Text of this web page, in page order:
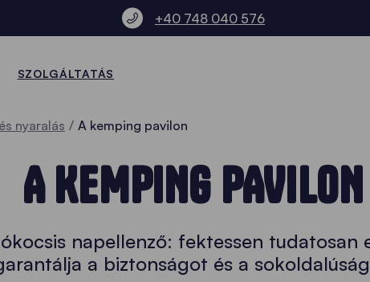
+40 748 040 576
SZOLGÁLTATÁS
nyaralás A kemping pavilon
A KEMPING PAVILON
napellenző: fektessen
a biztonságot és a